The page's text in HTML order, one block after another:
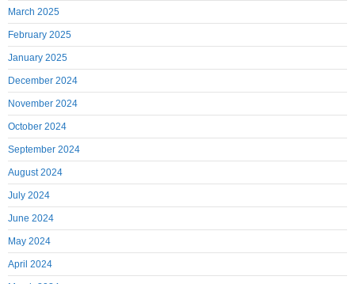
March 2025
February 2025
January 2025
December 2024
November 2024
October 2024
September 2024
August 2024
July 2024
June 2024
May 2024
April 2024